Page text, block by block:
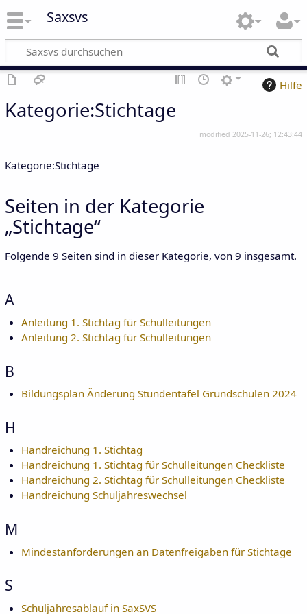
Saxsvs
Hilfe
Kategorie:Stichtage
modified 2025-11-26; 12:43:44
Kategorie:Stichtage
Seiten in der Kategorie
„Stichtage“
Folgende 9 Seiten sind in dieser Kategorie, von 9 insgesamt.
A
Anleitung 1. Stichtag für Schulleitungen
Anleitung 2. Stichtag für Schulleitungen
B
Bildungsplan Änderung Stundentafel Grundschulen 2024
H
Handreichung 1. Stichtag
Handreichung 1. Stichtag für Schulleitungen Checkliste
Handreichung 2. Stichtag für Schulleitungen Checkliste
Handreichung Schuljahreswechsel
M
Mindestanforderungen an Datenfreigaben für Stichtage
S
Schuljahresablauf in SaxSVS